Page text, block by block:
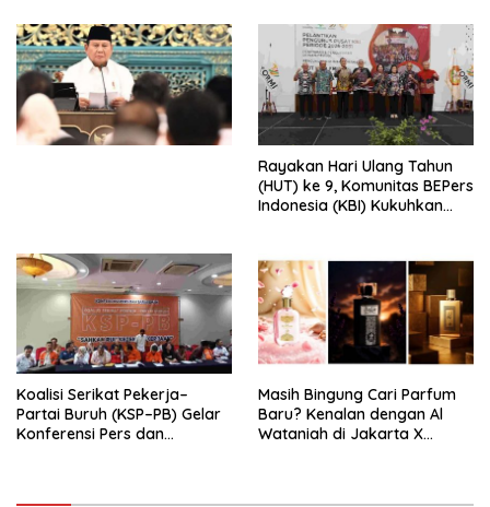
Penjajahan (Pergolakan
Ekonomi Politik Indonesia) &
Simposium Nasional “Urgensi
Undang-Undang
Perekonomian Nasional dan
Kesejahteraan Sosial dalam
Rayakan Hari Ulang Tahun
(HUT) ke 9, Komunitas BEPers
Indonesia (KBI) Kukuhkan
Tema: “Penguatan dan
Pengembangan Organisasi
KBI yang Berbasis Riset di
seluruh Indonesia dan
Mancanegara”.
Koalisi Serikat Pekerja–
Partai Buruh (KSP–PB) Gelar
Konferensi Pers dan
Masih Bingung Cari Parfum
Baru? Kenalan dengan Al
Wataniah di Jakarta X